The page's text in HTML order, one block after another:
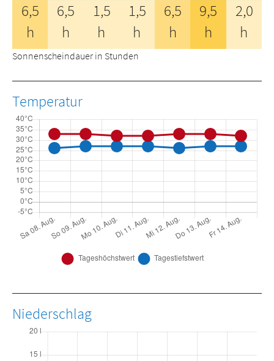
6,5
h
6,5
h
1,5
h
1,5
h
6,5
h
9,5
h
2,0
h
Sonnenscheindauer in Stunden
Temperatur
Niederschlag